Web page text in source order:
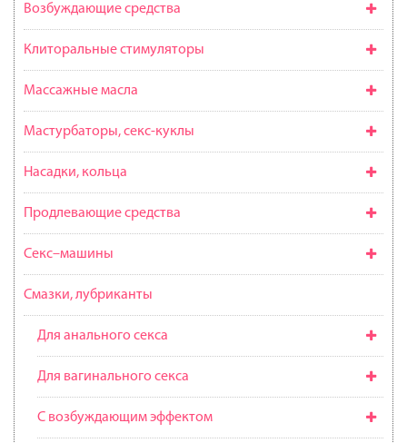
Возбуждающие средства
Клиторальные стимуляторы
Массажные масла
Мастурбаторы, секс-куклы
Насадки, кольца
Продлевающие средства
Секс–машины
Смазки, лубриканты
Для анального секса
Для вагинального секса
С возбуждающим эффектом